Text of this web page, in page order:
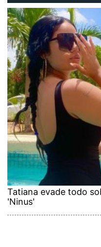
Tatiana evade todo
'Ninus'